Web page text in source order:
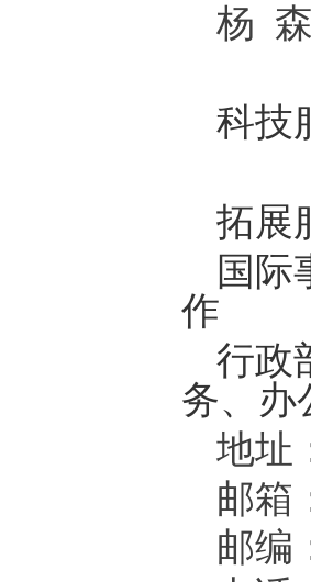
杨
科技
拓展
国际
作
行政
务、
地址
邮箱
邮编